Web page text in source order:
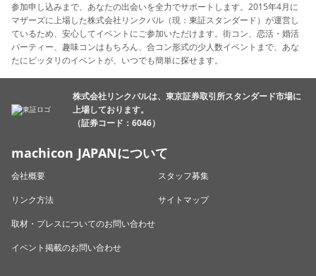
参加申し込みまで、あなたの出会いを全力でサポートします。2015年4月に
マザーズに上場した株式会社リンクバル（現：東証スタンダード）が運営し
ているため、安心してイベントにご参加いただけます。街コン、恋活・婚活
パーティー、趣味コンはもちろん、合コン形式の少人数イベントまで、あな
たにピッタリのイベントが、いつでも簡単に探せます。
株式会社リンクバルは、東京証券取引所スタンダード市場に
上場しております。
（証券コード：6046）
machicon JAPANについて
会社概要
スタッフ募集
リンク方法
サイトマップ
取材・プレスについてのお問い合わせ
イベント掲載のお問い合わせ